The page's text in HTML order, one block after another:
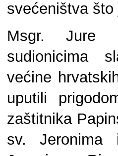
svećeništva
Msgr. Jure
sudionicima
većine
uputili
zaštitnika
sv.